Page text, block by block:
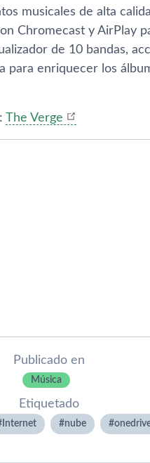
musicales de alta
Chromecast y AirPlay
de 10 bandas,
para enriquecer los
The Verge
Publicado en
Música
Etiquetado
Internet nube